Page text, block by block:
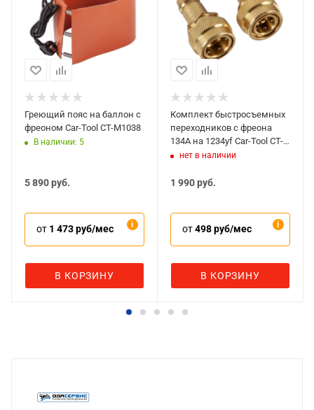
переноске.
Греющий пояс на баллон с
фреоном Car-Tool CT-M1038
В наличии: 5
5 890руб.
от 1 473 руб/мес
В КОРЗИНУ
Комплект быстросъемных
переходников с фреона
134A на 1234yf Car-Tool CT-
M1037
нет в наличии
1 990руб.
от498 руб/мес
В КОРЗИНУ